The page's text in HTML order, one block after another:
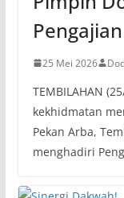
25 Mei 2026
TEMBILAHAN
kekhidmatan
Pekan Arba,
menghadiri